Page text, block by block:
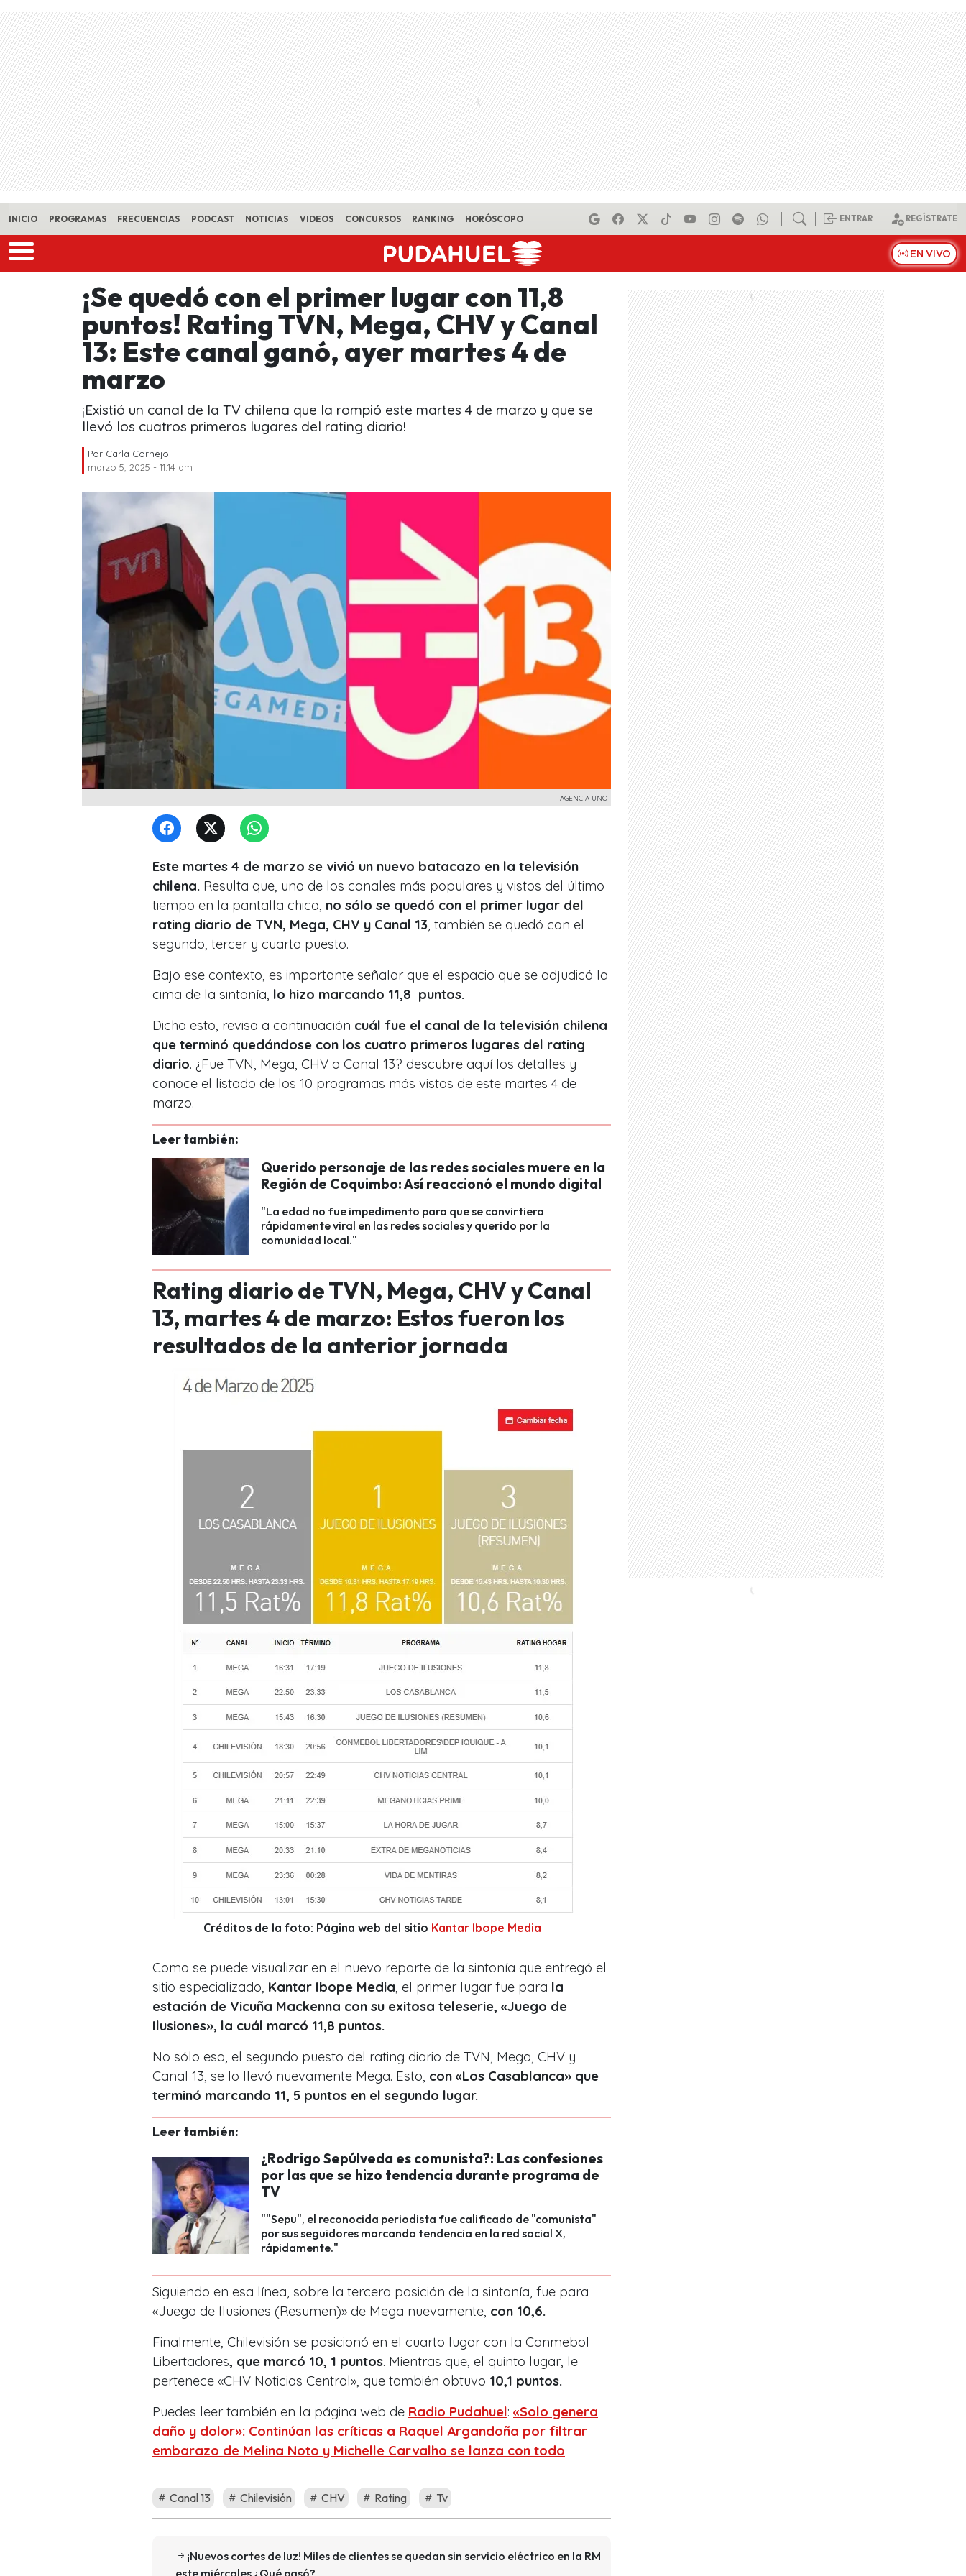
Skip to main content
INICIO PROGRAMAS FRECUENCIAS PODCAST NOTICIAS VIDEOS CONCURSOS RANKING HORÓSCOPO ENTRAR REGÍSTRATE
EN VIVO
¡Se quedó con el primer lugar con 11,8
puntos! Rating TVN, Mega, CHV y Canal
13: Este canal ganó, ayer martes 4 de
marzo
¡Existió un canal de la TV chilena que la rompió este martes 4 de marzo y que se
llevó los cuatros primeros lugares del rating diario!
Por Carla Cornejo
marzo 5, 2025 - 11:14 am
AGENCIA UNO
Este martes 4 de marzo se vivió un nuevo batacazo en la televisión
chilena. Resulta que, uno de los canales más populares y vistos del último
tiempo en la pantalla chica, no sólo se quedó con el primer lugar del
rating diario de TVN, Mega, CHV y Canal 13 , también se quedó con el
segundo, tercer y cuarto puesto.
Bajo ese contexto, es importante señalar que el espacio que se adjudicó la
cima de la sintonía, lo hizo marcando 11,8 puntos.
Dicho esto, revisa a continuación cuál fue el canal de la televisión chilena
que terminó quedándose con los cuatro primeros lugares del rating
diario. ¿Fue TVN, Mega, CHV o Canal 13? descubre aquí los detalles y
conoce el listado de los 10 programas más vistos de este martes 4 de
marzo.
Leer también:
Querido personaje de las redes sociales muere en la
Región de Coquimbo: Así reaccionó el mundo digital
"La edad no fue impedimento para que se convirtiera
rápidamente viral en las redes sociales y querido por la
comunidad local."
Rating diario de TVN, Mega, CHV y Canal
13, martes 4 de marzo: Estos fueron los
resultados de la anterior jornada
Créditos de la foto: Página web del sitio Kantar Ibope Media
Como se puede visualizar en el nuevo reporte de la sintonía que entregó el
sitio especializado, Kantar Ibope Media , el primer lugar fue para la
estación de Vicuña Mackenna con su exitosa teleserie, «Juego de
Ilusiones», la cuál marcó 11,8 puntos.
No sólo eso, el segundo puesto del rating diario de TVN, Mega, CHV y
Canal 13, se lo llevó nuevamente Mega. Esto, con «Los Casablanca» que
terminó marcando 11, 5 puntos en el segundo lugar.
Leer también:
¿Rodrigo Sepúlveda es comunista?: Las confesiones
por las que se hizo tendencia durante programa de
TV
""Sepu", el reconocida periodista fue calificado de "comunista"
por sus seguidores marcando tendencia en la red social X,
rápidamente."
Siguiendo en esa línea, sobre la tercera posición de la sintonía, fue para
«Juego de Ilusiones (Resumen)» de Mega nuevamente, con 10,6.
Finalmente, Chilevisión se posicionó en el cuarto lugar con la Conmebol
Libertadores, que marcó 10, 1 puntos. Mientras que, el quinto lugar, le
pertenece «CHV Noticias Central», que también obtuvo 10,1 puntos.
Puedes leer también en la página web de Radio Pudahuel: «Solo genera
daño y dolor»: Continúan las críticas a Raquel Argandoña por filtrar
embarazo de Melina Noto y Michelle Carvalho se lanza con todo
Canal 13 Chilevisión CHV Rating Tv
¡Nuevos cortes de luz! Miles de clientes se quedan sin servicio eléctrico en la RM
este miércoles ¿Qué pasó?